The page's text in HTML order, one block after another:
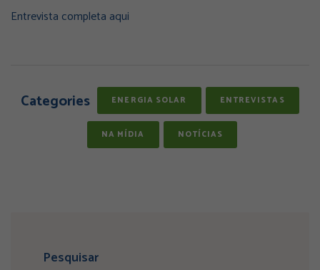
Entrevista completa aqui
Categories ENERGIA SOLAR ENTREVISTAS
NA MÍDIA NOTÍCIAS
Pesquisar